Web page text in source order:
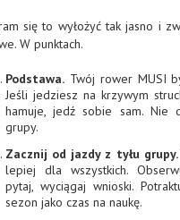
się to wyłożyć tak jasno i
W punktach.
Podstawa.Twój rower MUSI
Jeśli jedziesz na krzywym
hamuje, jedź sobie sam. Nie
grupy.
Zacznij od jazdy z tyłu grupy.
lepiej dla wszystkich.
pytaj, wyciągaj wnioski.
sezon jako czas na naukę.